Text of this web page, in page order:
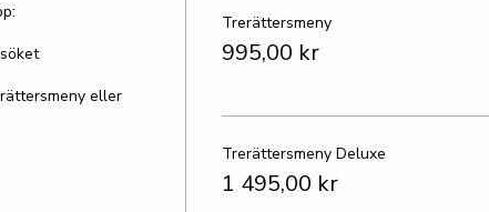
eller
Trerättersmeny
995,00 kr
Trerättersmeny Deluxe
1 495,00 kr